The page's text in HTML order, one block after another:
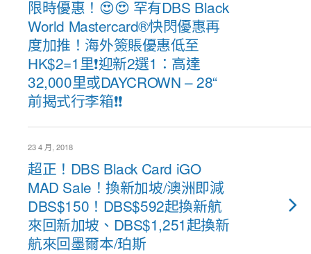
限時優惠！😍😍 罕有DBS Black
World Mastercard®快閃優惠再
度加推！海外簽賬優惠低至
HK$2=1里❗迎新2選1：高達
32,000里或DAYCROWN – 28“
前揭式行李箱❗❗
23 4 月, 2018
超正！DBS Black Card iGO
MAD Sale！換新加坡/澳洲即減
DBS$150！DBS$592起換新航
來回新加坡、DBS$1,251起換新
航來回墨爾本/珀斯